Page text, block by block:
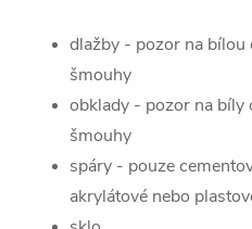
dlažby - pozor na bílou
šmouhy
obklady - pozor na bíly
šmouhy
spáry - pouze
akrylátové nebo